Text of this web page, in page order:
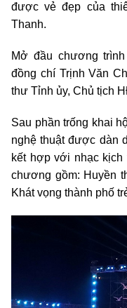
được vẻ đẹp của
Thanh.
Mở đầu chương
đồng chí Trịnh Văn
thư Tỉnh ủy, Chủ tịch
Sau phần trống khai
nghệ thuật được dàn
kết hợp với nhạc
chương gồm: Huyền
Khát vọng thành phố